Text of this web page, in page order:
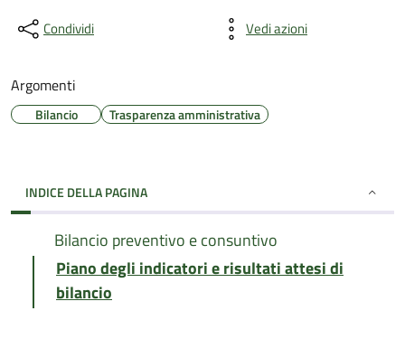
Condividi Vedi azioni
Argomenti
Bilancio Trasparenza amministrativa
INDICE DELLA PAGINA
Bilancio preventivo e consuntivo
Piano degli indicatori e risultati attesi di
bilancio